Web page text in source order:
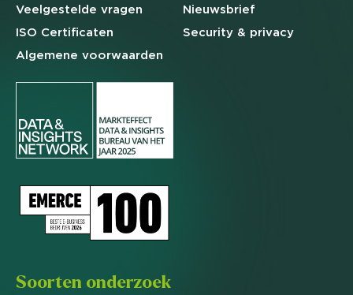
Veelgestelde vragen
ISO Certificaten
Algemene voorwaarden
Nieuwsbrief
Security & privacy
Soorten onderzoek